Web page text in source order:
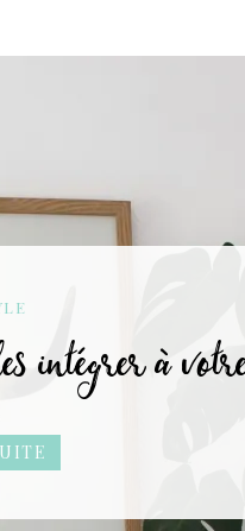
Américain /